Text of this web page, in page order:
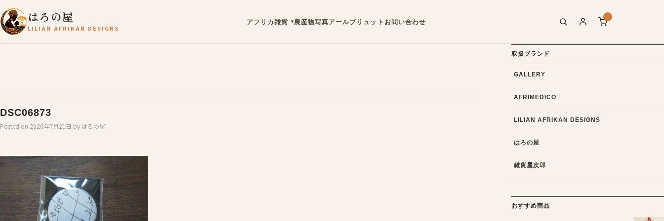
はろの屋
LILIAN AFRIKAN DESIGNS
アフリカ雑貨 農産物写真アールブリュット お問い合わせ
DSC06873
Posted on 2020年7月21日 by はろの屋
取扱ブランド
GALLERY
AFRIMEDICO
LILIAN AFRIKAN DESIGNS
はろの屋
雑貨屋次郎
おすすめ商品